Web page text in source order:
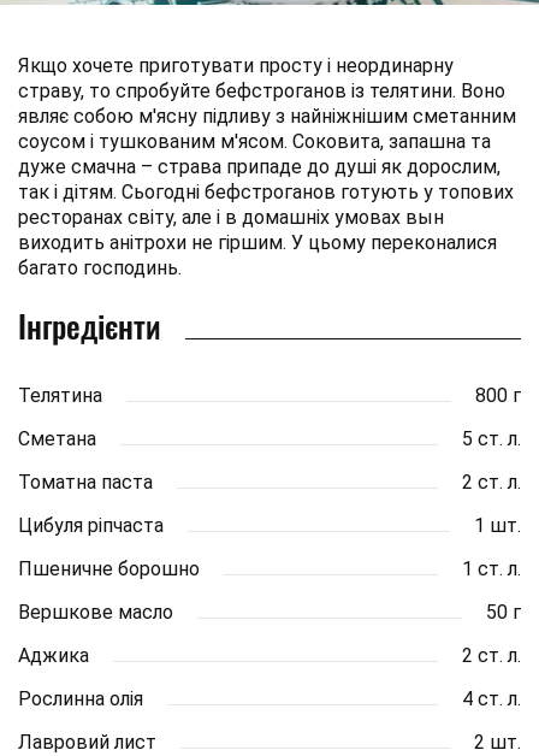
Якщо хочете приготувати просту і неординарну
страву, то спробуйте бефстроганов із телятини. Воно
являє собою м'ясну підливу з найніжнішим сметанним
соусом і тушкованим м'ясом. Соковита, запашна та
дуже смачна – страва припаде до душі як дорослим,
так і дітям. Сьогодні бефстроганов готують у топових
ресторанах світу, але і в домашніх умовах вын
виходить анітрохи не гіршим. У цьому переконалися
багато господинь.
Інгредієнти
Телятина
800 г
Сметана
5 ст. л.
Томатна паста
2 ст. л.
Цибуля ріпчаста
1 шт.
Пшеничне борошно
1 ст. л.
Вершкове масло
50 г
Аджика
2 ст. л.
Рослинна олія
4 ст. л.
Лавровий лист
2 шт.